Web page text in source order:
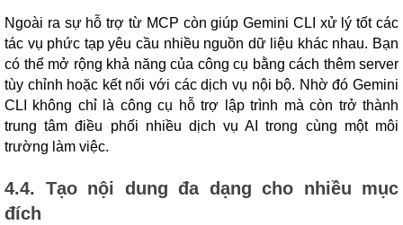
Ngoài ra sự hỗ trợ từ MCP còn giúp Gemini CLI xử lý tốt các
tác vụ phức tạp yêu cầu nhiều nguồn dữ liệu khác nhau. Bạn
có thể mở rộng khả năng của công cụ bằng cách thêm server
tùy chỉnh hoặc kết nối với các dịch vụ nội bộ. Nhờ đó Gemini
CLI không chỉ là công cụ hỗ trợ lập trình mà còn trở thành
trung tâm điều phối nhiều dịch vụ AI trong cùng một môi
trường làm việc.
4.4. Tạo nội dung đa dạng cho nhiều mục
đích